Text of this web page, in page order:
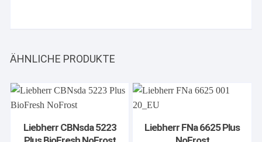
ÄHNLICHE PRODUKTE
Liebherr CBNsda 5223
Liebherr FNa 6625 Plus